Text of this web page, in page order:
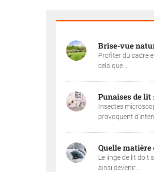
Brise-vue
Profiter du cadre
cela que ...
Punaises de
Insectes
provoquent
Quelle
Le linge de lit doit
ainsi devenir...